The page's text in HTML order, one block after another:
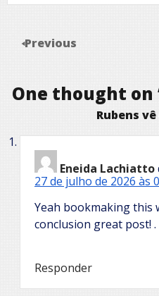
Previous
One thought on
Rubens
Eneida Lachiatto
27 de julho de 2026 às
Yeah bookmaking this
conclusion great post! .
Responder